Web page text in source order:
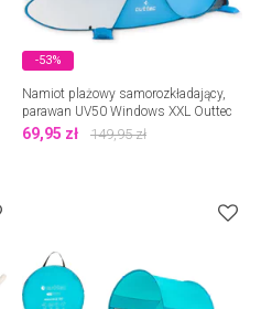
-53%
Namiot plażowy samorozkładający,
parawan UV50 Windows XXL Outtec
69,95 zł 149,95zł